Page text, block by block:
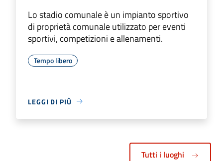
Lo stadio comunale è un impianto sportivo
di proprietà comunale utilizzato per eventi
sportivi, competizioni e allenamenti.
Tempo libero
LEGGI DI PIÙ
Tutti i luoghi